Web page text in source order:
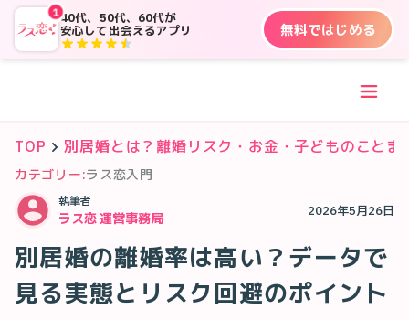
140代、50代、60代が
安心して出会えるアプリ
無料ではじめる
TOP 別居婚とは？離婚リスク・お金・子どものことま
カテゴリー:ラス恋入門
執筆者
ラス恋 運営事務局 2026年5月26日
別居婚の離婚率は高い？データで
見る実態とリスク回避のポイント